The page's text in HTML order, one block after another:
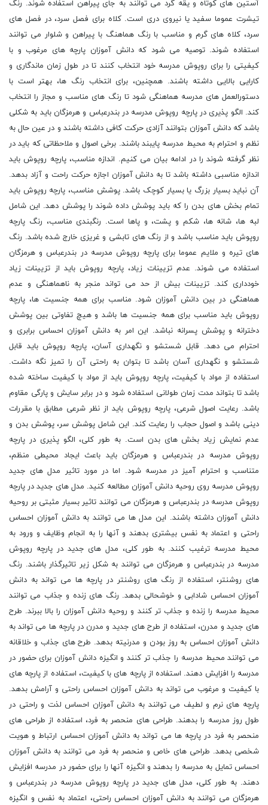
آستین های کوتاه و یقه گرد می توانند به جای پیراهن استفاده شوند. رنگ
تیشرت عموما سفید یا نیروی دری است. کلاه برای فصل سرد، در فصل های
سرد، کلاه های گرم و مناسب با رنگ هماهنگ با پیراهن و شلوار می توانند
استفاده شوند. توصیه می شود که دانش آموزان پارچه های مرغوب و با
کیفیتی را برای روپوش مدرسه خود انتخاب کنند تا در طول زمان ماندگاری و
کارایی بالایی داشته باشند. همچنین، برای انتخاب رنگ ها، بهتر است با
دستورالعمل های مدرسه هماهنگی شود تا رنگ های مناسب و مجاز را انتخاب
کند. الگو پذیری در پارچه روپوش مدرسه در بندرعباس و هرمزگان باید به شکلی
باشد که دانش آموزان بتوانند آزادی حرکت کافی داشته باشند و در عین حال به
نظم و احترام به محیط مدرسه پایبند باشند. برخی اصول و ملاحظاتی که باید در
نظر گرفته شوند را در ادامه بیان می کنیم. اندازه مناسب، پارچه روپوش باید
اندازه مناسبی داشته باشد تا به دانش آموزان اجازه حرکت راحت و آزاد بدهد.
آن نباید بسیار بزرگ یا بسیار کوچک باشد. پوشش مناسب، پارچه روپوش باید
تمام بخش های بدن را که باید پوشش داده شوند را پوشش دهد. این شامل
لبه ها، شانه ها، شکم و پشت، و پاها است. رنگبندی مناسب، رنگ پارچه
روپوش باید مناسب باشد و از رنگ های تابشی و غریزی خارج شده باشد. رنگ
های تیره و ملایم عموما برای پارچه روپوش مدرسه در بندرعباس و هرمزگان
استفاده می شوند. عدم تزیینات زیاد، پارچه روپوش باید از تزیینات زیاد
خودداری کند. تزیینات بیش از حد می تواند منجر به ناهماهنگی و عدم
هماهنگی در بین دانش آموزان شود. مناسب برای همه جنسیت ها، پارچه
روپوش باید مناسب برای همه جنسیت ها باشد و هیچ تفاوتی بین پوشش
دخترانه و پوشش پسرانه نباشد. این امر به دانش آموزان احساس برابری و
احترام می دهد. قابل شستشو و نگهداری آسان، پارچه روپوش باید قابل
شستشو و نگهداری آسان باشد تا بتوان به راحتی آن را تمیز نگه داشت.
استفاده از مواد با کیفیت، پارچه روپوش باید از مواد با کیفیت ساخته شده
باشد تا بتواند مدت زمان طولانی استفاده شود و در برابر سایش و پارگی مقاوم
باشد. رعایت اصول شرعی، پارچه روپوش باید از نظر شرعی مطابق با مقررات
دینی باشد و اصول حجاب را رعایت کند. این شامل پوشش سر، پوشش بدن و
عدم نمایش زیاد بخش های بدن است. به طور کلی، الگو پذیری در پارچه
روپوش مدرسه در بندرعباس و هرمزگان باید باعث ایجاد محیطی منظم،
متناسب و احترام آمیز در مدرسه شود. اما در مورد تاثیر مدل های جدید
روپوش مدرسه روی روحیه دانش آموزان مطالعه کنید. مدل های جدید در پارچه
روپوش مدرسه در بندرعباس و هرمزگان می توانند تاثیر بسیار مثبتی بر روحیه
دانش آموزان داشته باشند. این مدل ها می توانند به دانش آموزان احساس
راحتی و اعتماد به نفس بیشتری بدهند و آنها را به انجام وظایف و ورود به
محیط مدرسه ترغیب کنند. به طور کلی، مدل های جدید در پارچه روپوش
مدرسه در بندرعباس و هرمزگان می توانند به شکل زیر تاثیرگذار باشند. رنگ
های روشنتر، استفاده از رنگ های روشنتر در پارچه ها می تواند به دانش
آموزان احساس شادابی و خوشحالی بدهد. رنگ های زنده و جذاب می توانند
محیط مدرسه را زنده و جذاب تر کنند و روحیه دانش آموزان را بالا ببرند. طرح
های جدید و مدرن، استفاده از طرح های جدید و مدرن در پارچه ها می تواند به
دانش آموزان احساس به روز بودن و مدرنیته بدهد. طرح های جذاب و خلاقانه
می توانند محیط مدرسه را جذاب تر کنند و انگیزه دانش آموزان برای حضور در
مدرسه را افزایش دهند. استفاده از پارچه های با کیفیت، استفاده از پارچه های
با کیفیت و مرغوب می تواند به دانش آموزان احساس راحتی و آرامش بدهد.
پارچه های نرم و لطیف می توانند به دانش آموزان احساس لذت و راحتی در
طول روز مدرسه را بدهند. طراحی های منحصر به فرد، استفاده از طراحی های
منحصر به فرد در پارچه ها می تواند به دانش آموزان احساس ارتباط و هویت
شخصی بدهد. طراحی های خاص و منحصر به فرد می توانند به دانش آموزان
احساس تمایل به مدرسه را بدهند و انگیزه آنها را برای حضور در مدرسه افزایش
دهند. به طور کلی، مدل های جدید در پارچه روپوش مدرسه در بندرعباس و
هرمزگان می توانند به دانش آموزان احساس راحتی، اعتماد به نفس و انگیزه